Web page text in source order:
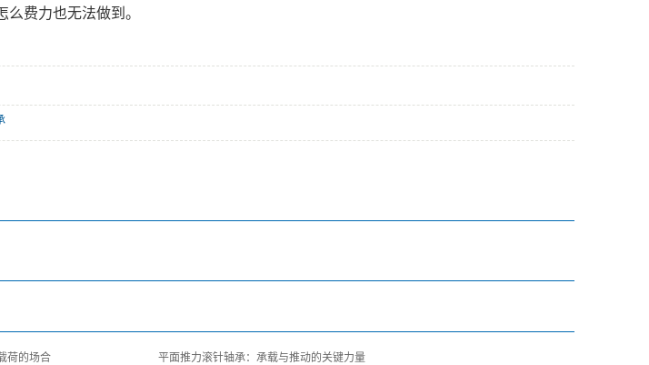
费力也无法做到。
荷的场合
平面推力滚针轴承：承载与推动的关键力量